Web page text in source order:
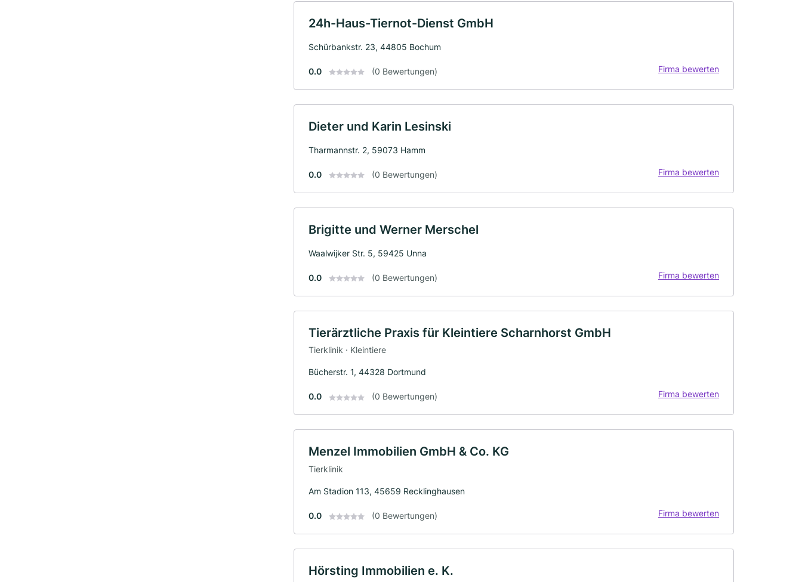
24h-Haus-Tiernot-Dienst GmbH
Schürbankstr. 23, 44805 Bochum
0.0 (0 Bewertungen) Firma bewerten
Dieter und Karin Lesinski
Tharmannstr. 2, 59073 Hamm
0.0 (0 Bewertungen) Firma bewerten
Brigitte und Werner Merschel
Waalwijker Str. 5, 59425 Unna
0.0 (0 Bewertungen) Firma bewerten
Tierärztliche Praxis für Kleintiere Scharnhorst GmbH
Tierklinik · Kleintiere
Bücherstr. 1, 44328 Dortmund
0.0 (0 Bewertungen) Firma bewerten
Menzel Immobilien GmbH & Co. KG
Tierklinik
Am Stadion 113, 45659 Recklinghausen
0.0 (0 Bewertungen) Firma bewerten
Hörsting Immobilien e. K.